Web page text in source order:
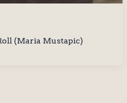
(Maria Mustapic)